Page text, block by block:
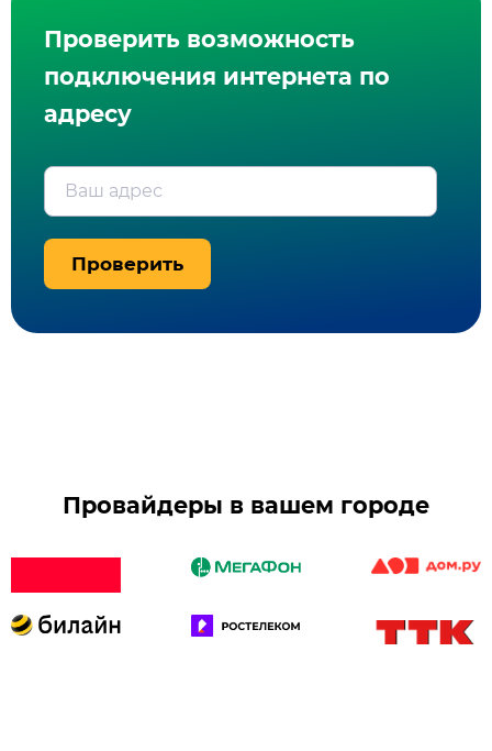
Проверить возможность
подключения интернета по
адресу
Ваш адрес
Проверить
Провайдеры в вашем городе